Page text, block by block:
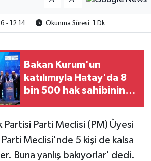
- 12:14 Okunma Süresi: 1 Dk
Bakan Kurum'un
katılımıyla Hatay'da 8
bin 500 hak sahibinin
Parti Meclisi (PM) Üyesi
Meclisi'nde 5 kişi de kalsa
Buna yanlış bakıyorlar' dedi.